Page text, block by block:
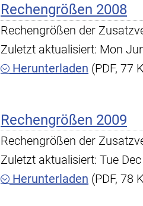
Rechengrößen 2008
Rechengrößen der
Zuletzt aktualisiert: Mon
Herunterladen (PDF, 77
Rechengrößen 2009
Rechengrößen der
Zuletzt aktualisiert: Tue
Herunterladen (PDF, 78